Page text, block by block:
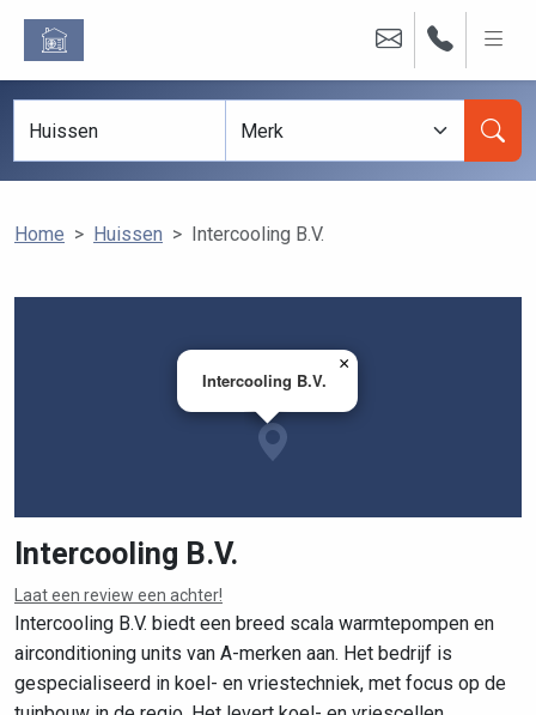
Home Huissen Intercooling B.V.
Intercooling B.V.
×
Leaflet|© OpenStreetMapcontributors
Intercooling B.V.
Laat een review een achter!
Intercooling B.V. biedt een breed scala warmtepompen en
airconditioning units van A-merken aan. Het bedrijf is
gespecialiseerd in koel- en vriestechniek, met focus op de